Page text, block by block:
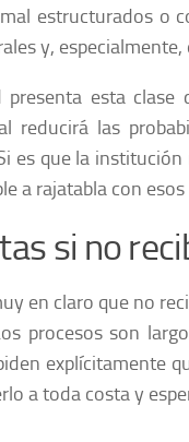
estructurados o
y, especialmente,
esta clase
reducirá las
es que la
a rajatabla con
si no
en claro que no
procesos son
explícitamente
a toda costa y